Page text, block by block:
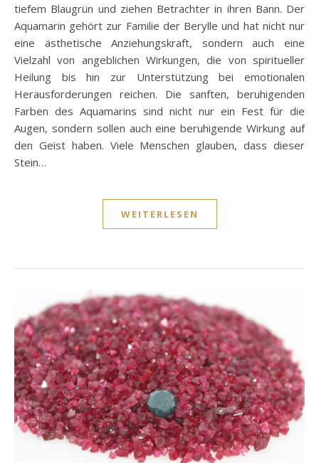
tiefem Blaugrün und ziehen Betrachter in ihren Bann. Der
Aquamarin gehört zur Familie der Berylle und hat nicht nur
eine ästhetische Anziehungskraft, sondern auch eine
Vielzahl von angeblichen Wirkungen, die von spiritueller
Heilung bis hin zur Unterstützung bei emotionalen
Herausforderungen reichen. Die sanften, beruhigenden
Farben des Aquamarins sind nicht nur ein Fest für die
Augen, sondern sollen auch eine beruhigende Wirkung auf
den Geist haben. Viele Menschen glauben, dass dieser
Stein…
WEITERLESEN